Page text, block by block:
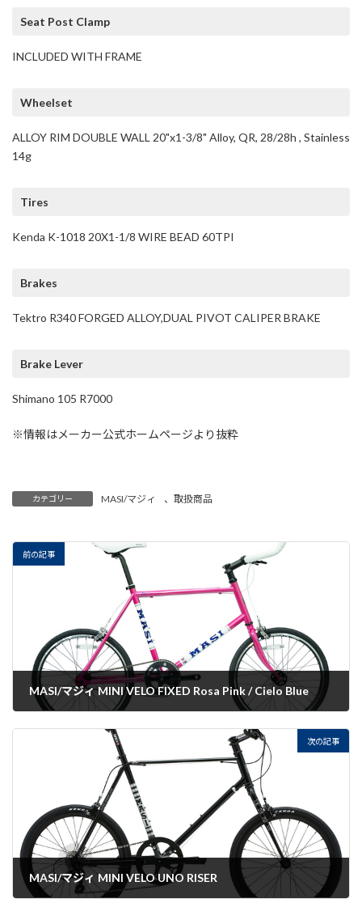
Seat Post Clamp
INCLUDED WITH FRAME
Wheelset
ALLOY RIM DOUBLE WALL 20"x1-3/8" Alloy, QR, 28/28h , Stainless
14g
Tires
Kenda K-1018 20X1-1/8 WIRE BEAD 60TPI
Brakes
Tektro R340 FORGED ALLOY,DUAL PIVOT CALIPER BRAKE
Brake Lever
Shimano 105 R7000
※情報はメーカー公式ホームページより抜粋
カテゴリー MASI/マジィ 、 取扱商品
前の記事
MASI/マジィ MINI VELO FIXED Rosa Pink / Cielo Blue
次の記事
MASI/マジィ MINI VELO UNO RISER